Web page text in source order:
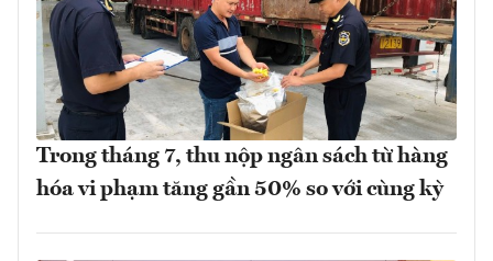
Trong tháng 7, thu nộp ngân sách từ hàng
hóa vi phạm tăng gần 50% so với cùng kỳ